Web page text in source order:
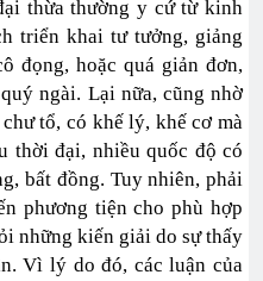
thừa thường y cứ từ kinh
triển khai tư tưởng, giảng
đọng, hoặc quá giản đơn,
ngài. Lại nữa, cũng nhờ
tổ, có khế lý, khế cơ mà
thời đại, nhiều quốc độ có
bất đồng. Tuy nhiên, phải
phương tiện cho phù hợp
những kiến giải do sự thấy
Vì lý do đó, các luận của